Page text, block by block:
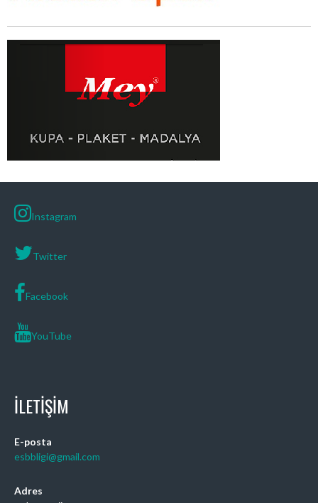
Instagram
Twitter
Facebook
YouTube
İLETIŞIM
E-posta
esbbligi@gmail.com
Adres